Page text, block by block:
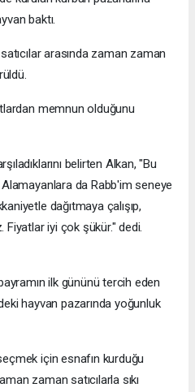
baktı.
arasında zaman zaman
memnun olduğunu
belirten Alkan, "Bu
da Rabb'im seneye
dağıtmaya çalışıp,
Fiyatlar iyi çok şükür." dedi.
ilk gününü tercih eden
hayvan pazarında yoğunluk
için esnafın kurduğu
zaman satıcılarla sıkı